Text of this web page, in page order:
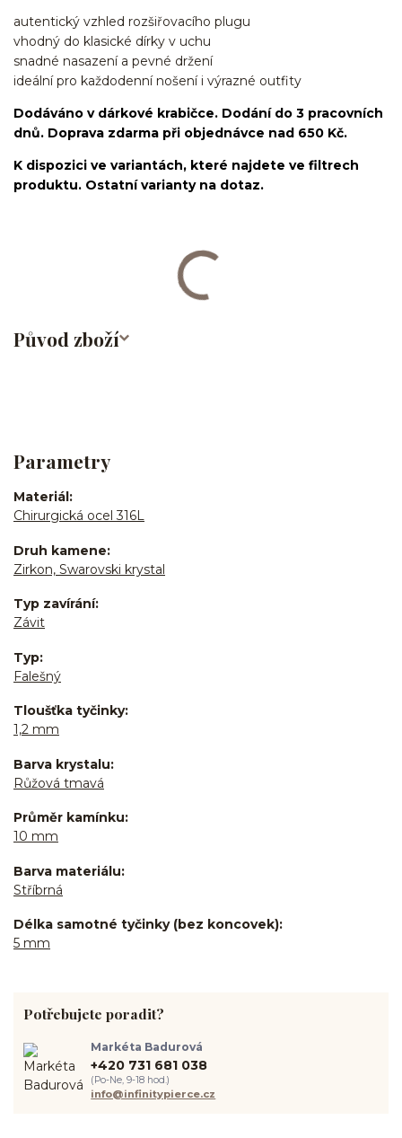
autentický vzhled rozšiřovacího plugu
vhodný do klasické dírky v uchu
snadné nasazení a pevné držení
ideální pro každodenní nošení i výrazné outfity
Dodáváno v dárkové krabičce. Dodání do 3 pracovních
dnů. Doprava zdarma při objednávce nad 650 Kč.
K dispozici ve variantách, které najdete ve filtrech
produktu. Ostatní varianty na dotaz.
Původ zboží
Parametry
Materiál
Chirurgická ocel 316L
Druh kamene
Zirkon, Swarovski krystal
Typ zavírání
Závit
Typ
Falešný
Tloušťka tyčinky
1,2 mm
Barva krystalu
Růžová tmavá
Průměr kamínku
10 mm
Barva materiálu
Stříbrná
Délka samotné tyčinky (bez koncovek)
5 mm
Potřebujete poradit?
Markéta Badurová
+420 731 681 038
(Po-Ne, 9-18 hod.)
info@infinitypierce.cz